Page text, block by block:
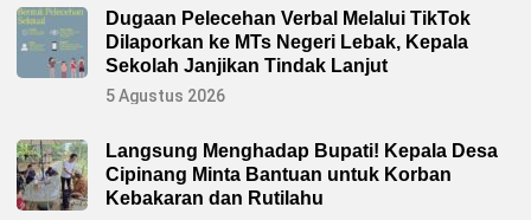
Dugaan Pelecehan Verbal Melalui TikTok
Dilaporkan ke MTs Negeri Lebak, Kepala
Sekolah Janjikan Tindak Lanjut
5 Agustus 2026
Langsung Menghadap Bupati! Kepala Desa
Cipinang Minta Bantuan untuk Korban
Kebakaran dan Rutilahu